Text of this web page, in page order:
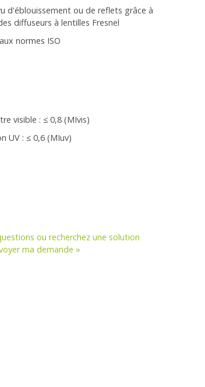
d'éblouissement ou de reflets grâce à
diffuseurs à lentilles Fresnel
normes ISO
visible : ≤ 0,8 (MIvis)
UV : ≤ 0,6 (MIuv)
ou recherchez une solution
ma demande »